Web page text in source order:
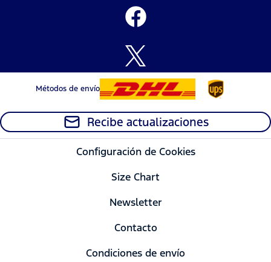
Métodos de envío
Recibe actualizaciones
Configuración de Cookies
Size Chart
Newsletter
Contacto
Condiciones de envío